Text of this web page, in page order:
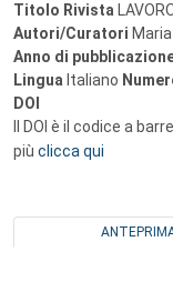
Titolo Rivista
Autori/Curatori
Anno di
Lingua Italiano
DOI
Il DOI è il codice a
più clicca qui